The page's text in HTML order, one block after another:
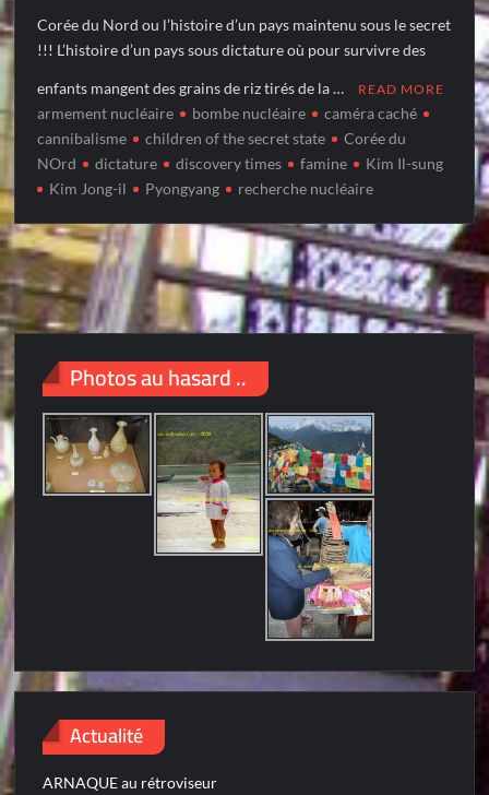
Corée du Nord ou l’histoire d’un pays maintenu sous le secret
!!! L’histoire d’un pays sous dictature où pour survivre des
enfants mangent des grains de riz tirés de la … READ MORE
armement nucléaire bombe nucléaire
caméra caché
cannibalisme
children of the secret state
Corée du
NOrd
dictature discovery times famine
Kim Il-sung
Kim Jong-il
Pyongyang recherche nucléaire
Photos au hasard ..
Actualité
ARNAQUE au rétroviseur